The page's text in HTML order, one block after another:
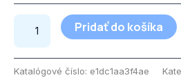
Pridať do košíka
Katalógové číslo: e1dc1aa3f4ae